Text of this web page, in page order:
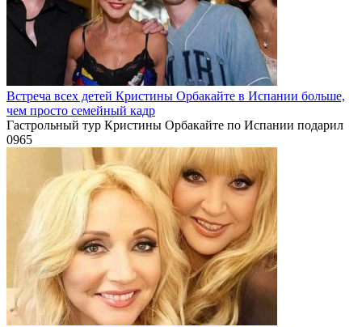
Встреча всех детей Кристины Орбакайте в Испании больше,
чем просто семейный кадр
Гастрольный тур Кристины Орбакайте по Испании подарил
0965